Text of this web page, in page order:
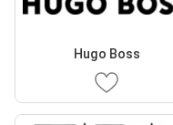
Hugo Boss